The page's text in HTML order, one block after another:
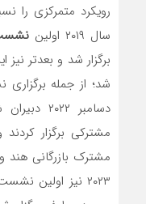
رویکرد متمرکزی را
سال ۲۰۱۹ اولین
نشست
برگزار شد و بعدتر
دسامبر
مشترکی برگزار
مشترک بازرگانی
۲۰۲۳ نیز اولین